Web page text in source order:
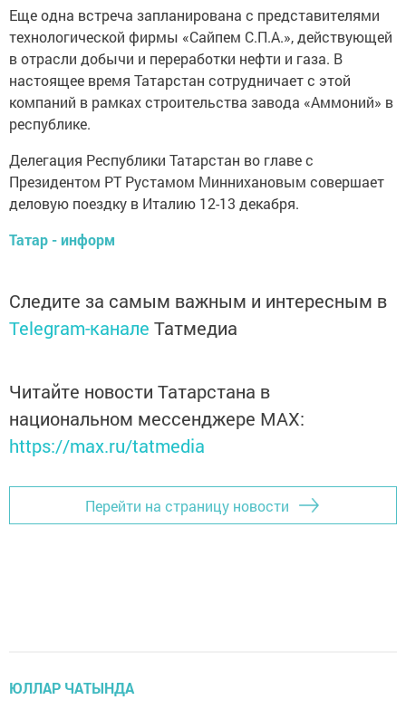
Еще одна встреча запланирована с представителями
технологической фирмы «Сайпем С.П.А.», действующей
в отрасли добычи и переработки нефти и газа. В
настоящее время Татарстан сотрудничает с этой
компаний в рамках строительства завода «Аммоний» в
республике.
Делегация Республики Татарстан во главе с
Президентом РТ Рустамом Миннихановым совершает
деловую поездку в Италию 12-13 декабря.
Татар - информ
Следите за самым важным и интересным в
Telegram-канале Татмедиа
Читайте новости Татарстана в
национальном мессенджере MАХ:
https://max.ru/tatmedia
Перейти на страницу новости
ЮЛЛАР ЧАТЫНДА